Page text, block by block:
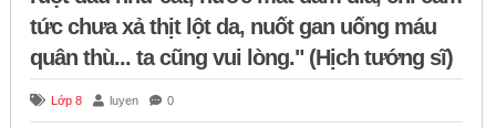
tức chưa xả thịt lột da, nuốt gan uống máu
quân thù... ta cũng vui lòng." (Hịch tướng sĩ)
Lớp 8 luyen 0